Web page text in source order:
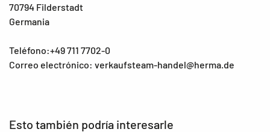
70794 Filderstadt
Germania
Teléfono:+49 711 7702-0
Correo electrónico: verkaufsteam-handel@herma.de
Esto también podría interesarle